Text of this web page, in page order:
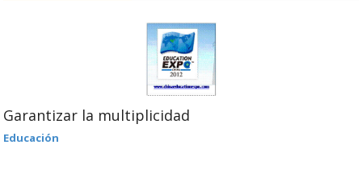
Garantizar la multiplicidad
Educación